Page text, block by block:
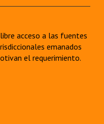
acceso a las fuentes
emanados
el requerimiento.